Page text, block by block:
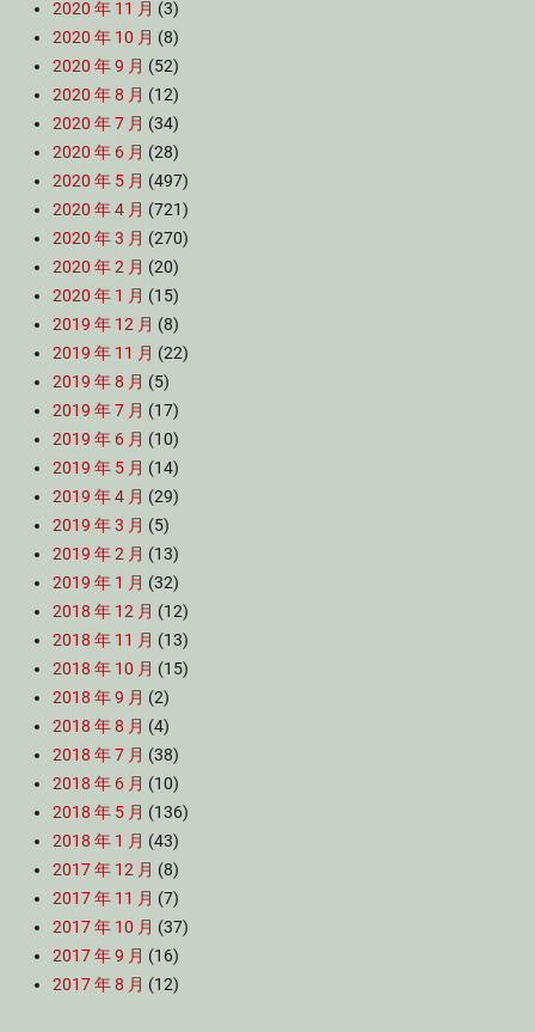
2020 年 11 月 (3)
2020 年 10 月 (8)
2020 年 9 月 (52)
2020 年 8 月 (12)
2020 年 7 月 (34)
2020 年 6 月 (28)
2020 年 5 月 (497)
2020 年 4 月 (721)
2020 年 3 月 (270)
2020 年 2 月 (20)
2020 年 1 月 (15)
2019 年 12 月 (8)
2019 年 11 月 (22)
2019 年 8 月 (5)
2019 年 7 月 (17)
2019 年 6 月 (10)
2019 年 5 月 (14)
2019 年 4 月 (29)
2019 年 3 月 (5)
2019 年 2 月 (13)
2019 年 1 月 (32)
2018 年 12 月 (12)
2018 年 11 月 (13)
2018 年 10 月 (15)
2018 年 9 月 (2)
2018 年 8 月 (4)
2018 年 7 月 (38)
2018 年 6 月 (10)
2018 年 5 月 (136)
2018 年 1 月 (43)
2017 年 12 月 (8)
2017 年 11 月 (7)
2017 年 10 月 (37)
2017 年 9 月 (16)
2017 年 8 月 (12)